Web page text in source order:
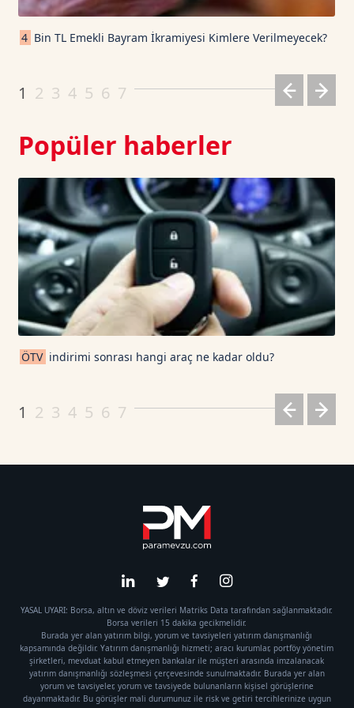
Cardano TetherUS 0.198 -0.85
4 Bin TL Emekli Bayram İkramiyesi Kimlere Verilmeyecek?
1 2 3 4 5 6 7
Popüler haberler
ÖTV indirimi sonrası hangi araç ne kadar oldu?
1 2 3 4 5 6 7
YASAL UYARI: Borsa, altın ve döviz verileri Matriks Data tarafından sağlanmaktadır.
Borsa verileri 15 dakika gecikmelidir.
Burada yer alan yatırım bilgi, yorum ve tavsiyeleri yatırım danışmanlığı
kapsamında değildir. Yatırım danışmanlığı hizmeti; aracı kurumlar, portföy yönetim
şirketleri, mevduat kabul etmeyen bankalar ile müşteri arasında imzalanacak
yatırım danışmanlığı sözleşmesi çerçevesinde sunulmaktadır. Burada yer alan
yorum ve tavsiyeler, yorum ve tavsiyede bulunanların kişisel görüşlerine
dayanmaktadır. Bu görüşler mali durumunuz ile risk ve getiri tercihlerinize uygun